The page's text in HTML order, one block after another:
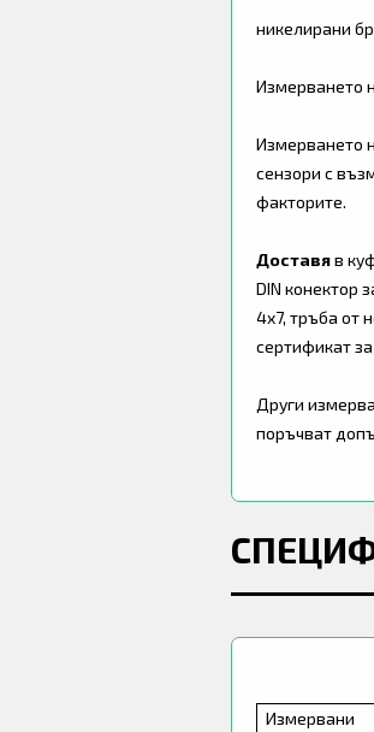
никелирани
Измерването
Измерването
сензори с
факторите.
Доставяв
DIN конектор
4x7, тръба от
сертификат
Други
поръчват
Измервани